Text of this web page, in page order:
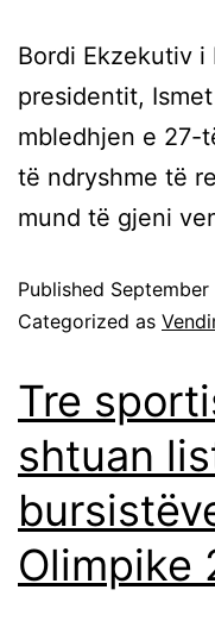
Bordi Ekzekutiv i
presidentit,
mbledhjen e 27-
të ndryshme të
mund të gjeni
Published September
Categorized as
Tre
shtuan
Olimpike